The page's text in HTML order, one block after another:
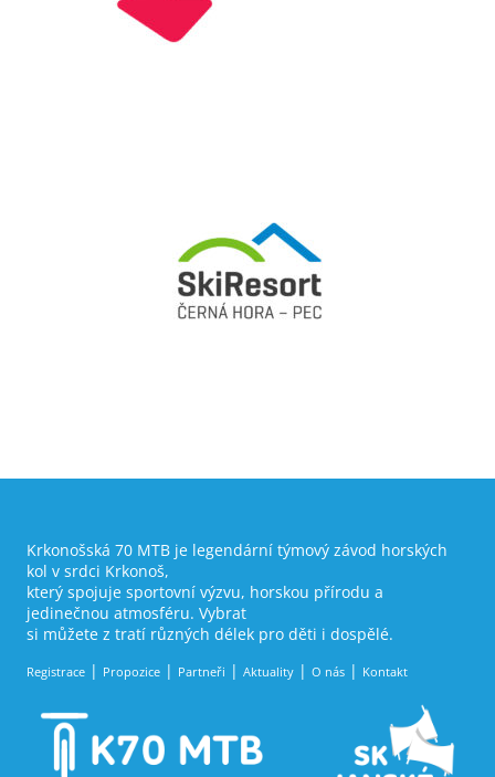
Krkonošská 70 MTB je legendární týmový závod horských
kol v srdci Krkonoš,
který spojuje sportovní výzvu, horskou přírodu a
jedinečnou atmosféru. Vybrat
si můžete z tratí různých délek pro děti i dospělé.
Registrace Propozice Partneři Aktuality O nás Kontakt